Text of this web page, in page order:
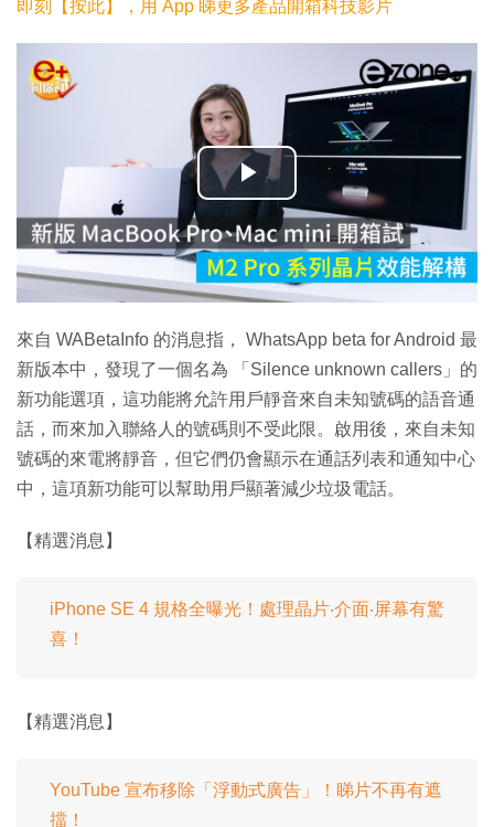
即刻【按此】，用 App 睇更多產品開箱科技影片
播
放
影
片
來自 WABetaInfo 的消息指， WhatsApp beta for Android 最
新版本中，發現了一個名為 「Silence unknown callers」的
新功能選項，這功能將允許用戶靜音來自未知號碼的語音通
話，而來加入聯絡人的號碼則不受此限。啟用後，來自未知
號碼的來電將靜音，但它們仍會顯示在通話列表和通知中心
中，這項新功能可以幫助用戶顯著減少垃圾電話。
【精選消息】
iPhone SE 4 規格全曝光！處理晶片‧介面‧屏幕有驚
喜！
【精選消息】
YouTube 宣布移除「浮動式廣告」！睇片不再有遮
擋！